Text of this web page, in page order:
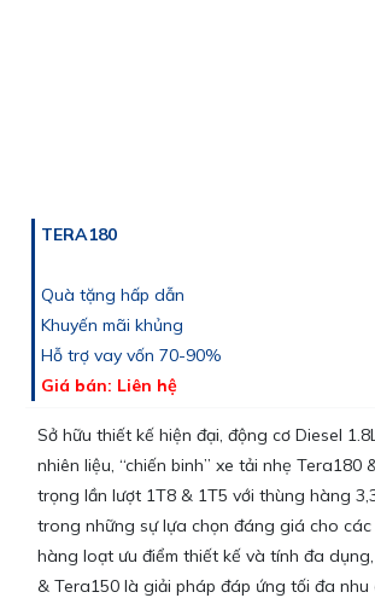
TERA180
Quà tặng hấp dẫn
Khuyến mãi khủng
Hỗ trợ vay vốn 70-90%
Giá bán: Liên hệ
Sở hữu thiết kế hiện đại, động cơ Diesel
nhiên liệu, “chiến binh” xe tải nhẹ Tera180
trọng lần lượt 1T8 & 1T5 với thùng hàng
trong những sự lựa chọn đáng giá cho các
hàng loạt ưu điểm thiết kế và tính đa
& Tera150 là giải pháp đáp ứng tối đa nhu